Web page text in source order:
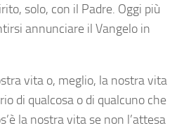
solo, con il Padre. Oggi più
annunciare il Vangelo in
vita o, meglio, la nostra vita
di qualcosa o di qualcuno che
la nostra vita se non l’attesa